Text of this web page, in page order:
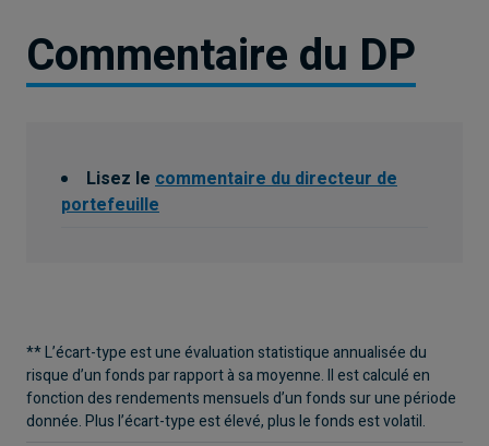
Commentaire du DP
Lisez le commentaire du directeur de
portefeuille
** L’écart-type est une évaluation statistique annualisée du
risque d’un fonds par rapport à sa moyenne. Il est calculé en
fonction des rendements mensuels d’un fonds sur une période
donnée. Plus l’écart-type est élevé, plus le fonds est volatil.